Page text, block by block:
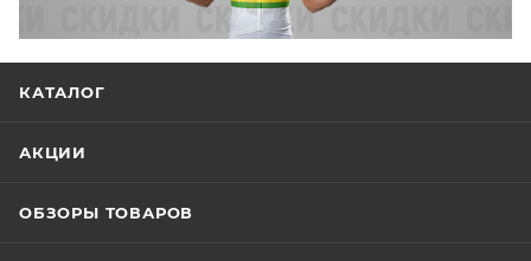
КАТАЛОГ
АКЦИИ
ОБЗОРЫ ТОВАРОВ